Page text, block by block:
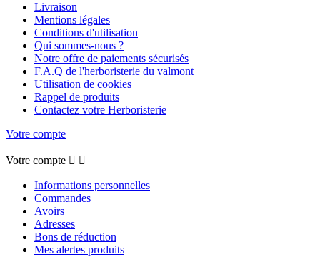
Livraison
Mentions légales
Conditions d'utilisation
Qui sommes-nous ?
Notre offre de paiements sécurisés
F.A.Q de l'herboristerie du valmont
Utilisation de cookies
Rappel de produits
Contactez votre Herboristerie
Votre compte
Votre compte  
Informations personnelles
Commandes
Avoirs
Adresses
Bons de réduction
Mes alertes produits